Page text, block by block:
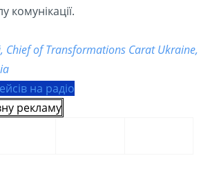
комунікації.
Chief of Transformations Carat Ukraine,
на радіо
рекламу